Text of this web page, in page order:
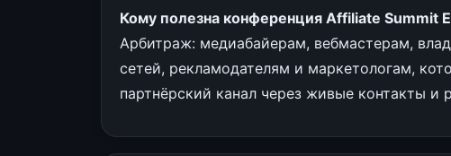
Кому полезна конференция Affiliate Summit
Арбитраж: медиабайерам, вебмастерам,
сетей, рекламодателям и маркетологам,
партнёрский канал через живые контакты и